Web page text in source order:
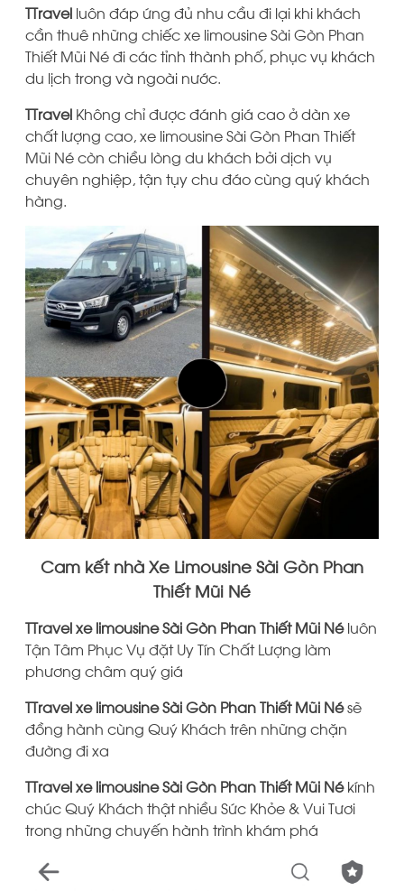
TTravel luôn đáp ứng đủ nhu cầu đi lại khi khách
cần thuê những chiếc xe limousine Sài Gòn Phan
Thiết Mũi Né đi các tỉnh thành phố, phục vụ khách
du lịch trong và ngoài nước.
TTravel Không chỉ được đánh giá cao ở dàn xe
chất lượng cao, xe limousine Sài Gòn Phan Thiết
Mũi Né còn chiều lòng du khách bởi dịch vụ
chuyên nghiệp, tận tụy chu đáo cùng quý khách
hàng.
Cam kết nhà Xe Limousine Sài Gòn Phan
Thiết Mũi Né
TTravelxe limousine Sài Gòn Phan Thiết Mũi Néluôn
Tận Tâm Phục Vụ đặt Uy Tín Chất Lượng làm
phương châm quý giá
TTravelxe limousine Sài Gòn Phan Thiết Mũi Nésẽ
đồng hành cùng Quý Khách trên những chặn
đường đi xa
TTravel xe limousine Sài Gòn Phan Thiết Mũi Nékính
chúc Quý Khách thật nhiều Sức Khỏe & Vui Tươi
trong những chuyến hành trình khám phá